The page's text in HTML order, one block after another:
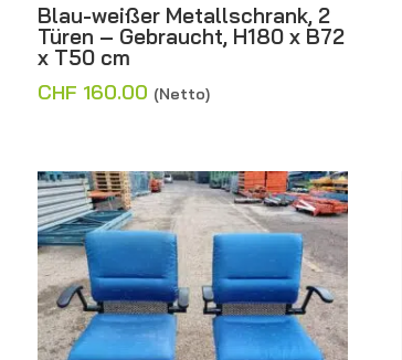
Blau-weißer Metallschrank, 2
Türen – Gebraucht, H180 x B72
x T50 cm
CHF 160.00 (Netto)